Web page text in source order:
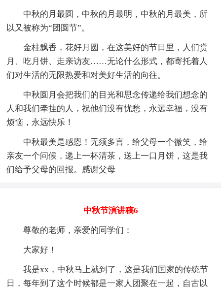
中秋的月最圆，中秋的月最明，中秋的月最美，所
以又被称为“团圆节”。
金桂飘香，花好月圆，在这美好的节日里，人们赏
月、吃月饼、走亲访友……无论什么形式，都寄托着人
们对生活的无限热爱和对美好生活的向往。
中秋圆月会把我们的目光和思念传递给我们想念的
人和我们牵挂的人，祝他们没有忧愁，永远幸福，没有
烦恼，永远快乐！
中秋最美是感恩！无须多言，给父母一个微笑，给
亲友一个问候，递上一杯清茶，送上一口月饼，这是我
们给予父母的回报。感谢父母
中秋节演讲稿6
尊敬的老师，亲爱的同学们：
大家好！
我是xx，中秋马上就到了，这是我们国家的传统节
日，每年到了这个时候都是一家人团聚在一起，自古以